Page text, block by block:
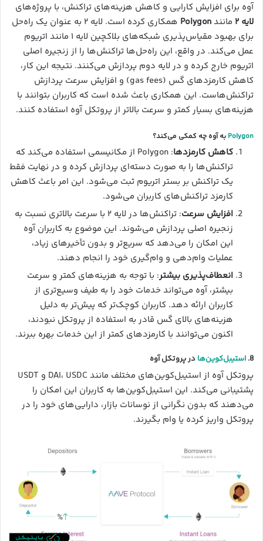
آوه برای افزایش کارایی و کاهش هزینه‌های تراکنش، با پروژه‌های
لایه ۲
مانندPolygon
همکاری کرده است. لایه ۲ به عنوان یک راه‌حل
برای بهبود مقیاس‌پذیری شبکه‌های بلاکچین لایه ۱ مانند اتریوم
عمل می‌کند. در واقع، این راه‌حل‌ها تراکنش‌ها را از زنجیره اصلی
اتریوم خارج کرده و در لایه دوم پردازش می‌کنند. نتیجه این کار،
کاهش کارمزدهای گس (gas fees) و افزایش سرعت پردازش
تراکنش‌هاست. این همکاری باعث شده است که کاربران بتوانند با
هزینه‌های بسیار کمتر و سرعت بالاتر از پروتکل آوه استفاده کنند.
Polygon به آوه چه کمکی می‌کند؟
کاهش کارمزدها
: Polygon از مکانیسمی استفاده می‌کند که
تراکنش‌ها را به صورت دسته‌ای پردازش کرده و در نهایت فقط
یک تراکنش بر بستر اتریوم ثبت می‌شود. این امر باعث کاهش
کارمزد تراکنش‌های کاربران می‌شود.
افزایش سرعت
: تراکنش‌ها در لایه ۲ با سرعت بالاتری نسبت به
زنجیره اصلی پردازش می‌شوند. این موضوع به کاربران آوه
این امکان را می‌دهد که سریع‌تر و بدون تأخیرهای زیاد،
عملیات وام‌دهی و وام‌گیری خود را انجام دهند.
انعطاف‌پذیری بیشتر: با توجه به هزینه‌های کمتر و سرعت
بیشتر، آوه می‌تواند خدمات خود را به طیف وسیع‌تری از
کاربران ارائه دهد. کاربران کوچک‌تر که پیش‌تر به دلیل
هزینه‌های بالای گس قادر به استفاده از پروتکل نبودند،
اکنون می‌توانند با کارمزدهای کمتر از این خدمات بهره ببرند.
8. استیبل‌کوین‌ها در پروتکل آوه
پروتکل آوه از استیبل‌کوین‌های مختلف مانند DAI، USDC و USDT
پشتیبانی می‌کند. این استیبل‌کوین‌ها به کاربران این امکان را
می‌دهند که بدون نگرانی از نوسانات بازار، دارایی‌های خود را در
پروتکل واریز کرده یا وام بگیرند.